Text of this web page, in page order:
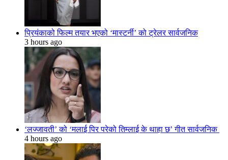
प्रियंकाको फिल्म तयार भएको ‘मास्टर्नी’ को ट्रेलर सार्वजनिक
3 hours ago
‘लज्जावती’ को ‘मलाई पिर परेको तिम्लाई के थाहा छ’ गीत सार्वजनिक
4 hours ago